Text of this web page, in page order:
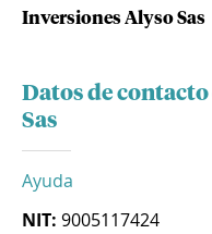
Inversiones Alyso Sas
Datos de
Sas
Ayuda
NIT: 9005117424